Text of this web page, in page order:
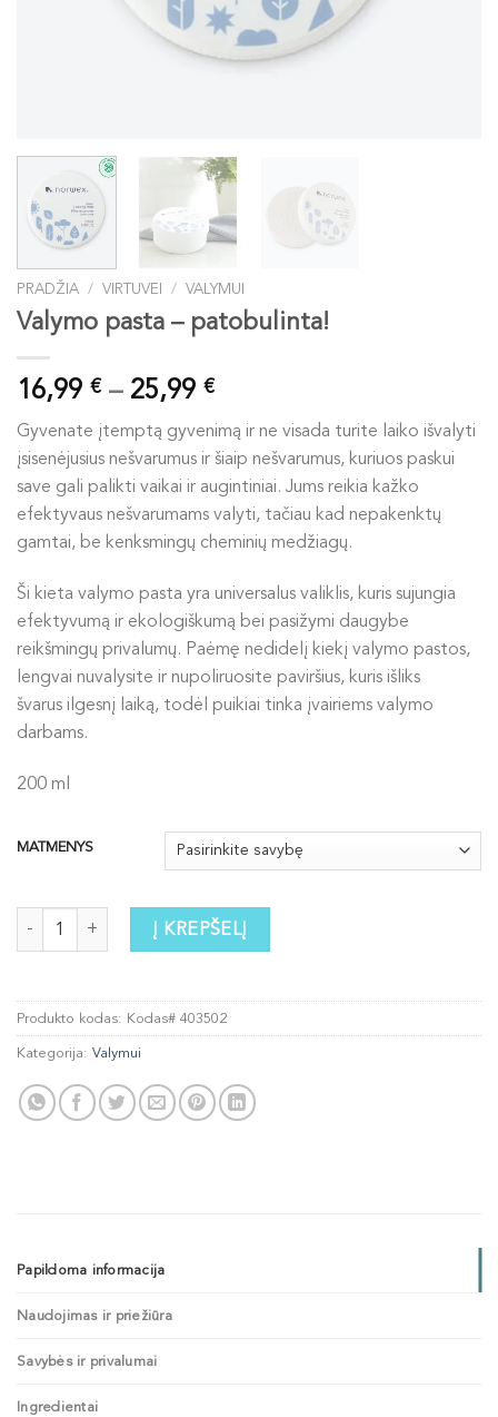
PRADŽIA / VIRTUVEI / VALYMUI
Valymo pasta – patobulinta!
16,99 € – 25,99 €Price
range:
16,99 €
through
25,99 €
Gyvenate įtemptą gyvenimą ir ne visada turite laiko išvalyti
įsisenėjusius nešvarumus ir šiaip nešvarumus, kuriuos paskui
save gali palikti vaikai ir augintiniai. Jums reikia kažko
efektyvaus nešvarumams valyti, tačiau kad nepakenktų
gamtai, be kenksmingų cheminių medžiagų.
Ši kieta valymo pasta yra universalus valiklis, kuris sujungia
efektyvumą ir ekologiškumą bei pasižymi daugybe
reikšmingų privalumų. Paėmę nedidelį kiekį valymo pastos,
lengvai nuvalysite ir nupoliruosite paviršius, kuris išliks
švarus ilgesnį laiką, todėl puikiai tinka įvairiems valymo
darbams.
200 ml
MATMENYS
produkto kiekis: Valymo pasta - patobulinta!
Į KREPŠELĮ
Produkto kodas: Kodas# 403502
Kategorija: Valymui
Papildoma informacija
Naudojimas ir priežiūra
Savybės ir privalumai
Ingredientai